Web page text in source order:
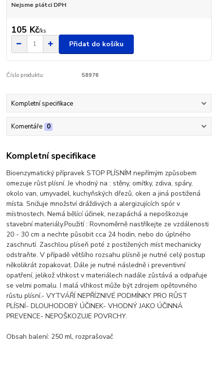
Nejsme plátci DPH
105 Kč/ks
Přidat do košíku
Číslo produktu: 58976
Kompletní specifikace
Komentáře 0
Kompletní specifikace
Bioenzymatický přípravek STOP PLÍSNÍM nepřímým způsobem
omezuje růst plísní. Je vhodný na : stěny, omítky, zdiva, spáry,
okolo van, umyvadel, kuchyňských dřezů, oken a jiná postižená
místa. Snižuje množství dráždivých a alergizujících spór v
místnostech. Nemá bělící účinek, nezapáchá a nepoškozuje
stavební materiály.Použití : Rovnoměrně nastříkejte ze vzdálenosti
20 - 30 cm a nechte působit cca 24 hodin, nebo do úplného
zaschnutí. Zaschlou plíseň poté z postižených míst mechanicky
odstraňte. V případě většího rozsahu plísně je nutné celý postup
několikrát zopakovat. Dále je nutné následně i preventivní
opatření, jelikož vlhkost v materiálech nadále zůstává a odpařuje
se velmi pomalu. I malá vlhkost může být zdrojem opětovného
růstu plísní.- VYTVÁŘÍ NEPŘÍZNIVÉ PODMÍNKY PRO RŮST
PLÍSNÍ- DLOUHODOBÝ ÚČINEK- VHODNÝ JAKO ÚČINNÁ
PREVENCE- NEPOŠKOZUJE POVRCHY.
Obsah balení: 250 ml, rozprašovač